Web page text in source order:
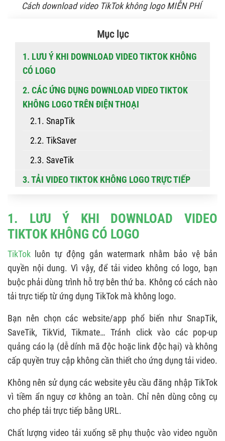
Cách download video TikTok không logo MIỄN PHÍ
Mục lục
1. LƯU Ý KHI DOWNLOAD VIDEO TIKTOK KHÔNG
CÓ LOGO
2. CÁC ỨNG DỤNG DOWNLOAD VIDEO TIKTOK
KHÔNG LOGO TRÊN ĐIỆN THOẠI
2.1. SnapTik
2.2. TikSaver
2.3. SaveTik
3. TẢI VIDEO TIKTOK KHÔNG LOGO TRỰC TIẾP
3.1. SnapTik.net
3.2. Tikvid.io
3.3. Savefrom.net
4. HƯỚNG DẪN TẢI VIDEO DOUYIN ĐƠN GIẢN
5. KHẮC PHỤC MỘT SỐ LỖI KHI DOWNLOAD
VIDEO TIKTOK
5.1. Không tải được video TikTok
5.2. Video tải về vẫn dính logo TikTok
5.3. Video tải về bị mờ
5.5. Video tải về không có âm thanh
1. LƯU Ý KHI DOWNLOAD VIDEO
TIKTOK KHÔNG CÓ LOGO
TikTok luôn tự động gắn watermark nhằm bảo vệ bản
quyền nội dung. Vì vậy, để tải video không có logo, bạn
buộc phải dùng trình hỗ trợ bên thứ ba. Không có cách nào
tải trực tiếp từ ứng dụng TikTok mà không logo.
Bạn nên chọn các website/app phổ biến như SnapTik,
SaveTik, TikVid, Tikmate… Tránh click vào các pop-up
quảng cáo lạ (dễ dính mã độc hoặc link độc hại) và không
cấp quyền truy cập không cần thiết cho ứng dụng tải video.
Không nên sử dụng các website yêu cầu đăng nhập TikTok
vì tiềm ẩn nguy cơ không an toàn. Chỉ nên dùng công cụ
cho phép tải trực tiếp bằng URL.
Chất lượng video tải xuống sẽ phụ thuộc vào video nguồn